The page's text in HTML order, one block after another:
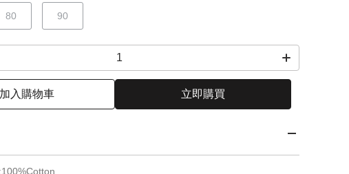
80 90
加入購物車 立即購買